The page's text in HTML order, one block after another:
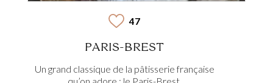
47
PARIS-BREST
Un grand classique de la pâtisserie française